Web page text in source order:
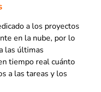
a los proyectos
en la nube, por lo
las últimas
tiempo real cuánto
a las tareas y los